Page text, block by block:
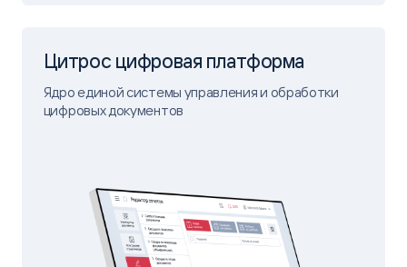
Цитрос цифровая платформа
Ядро единой системы управления и обработки
цифровых документов